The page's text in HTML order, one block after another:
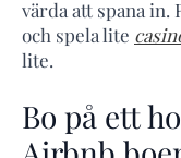
värda att spana in.
och spela lite
lite.
Bo på ett